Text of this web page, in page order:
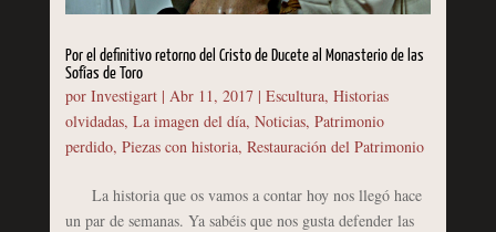
Por el definitivo retorno del Cristo de Ducete al Monasterio de las
Sofías de Toro
por Investigart| Abr 11, 2017| Escultura, Historias
olvidadas, La imagen del día, Noticias, Patrimonio
perdido, Piezas con historia, Restauración del Patrimonio
La historia que os vamos a contar hoy nos llegó hace
un par de semanas. Ya sabéis que nos gusta defender las